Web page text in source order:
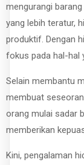
mengurangi
yang lebih teratur,
produktif. Dengan
fokus pada hal-hal
Selain membantu
membuat
orang mulai sadar
memberikan
Kini, pengalaman